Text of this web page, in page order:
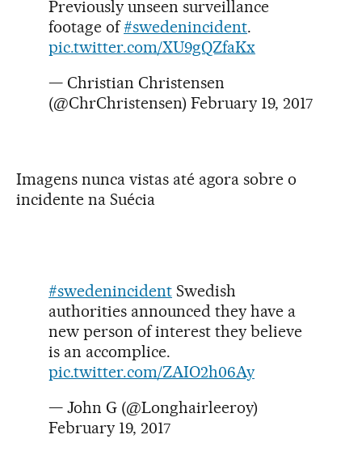
Previously unseen surveillance
footage of#swedenincident.
pic.twitter.com/XU9gQZfaKx
— Christian Christensen
(@ChrChristensen) February 19, 2017
Imagens nunca vistas até agora sobre o
incidente na Suécia
#swedenincident Swedish
authorities announced they have a
new person of interest they believe
is an accomplice.
pic.twitter.com/ZAIO2h06Ay
— John G (@Longhairleeroy)
February 19, 2017